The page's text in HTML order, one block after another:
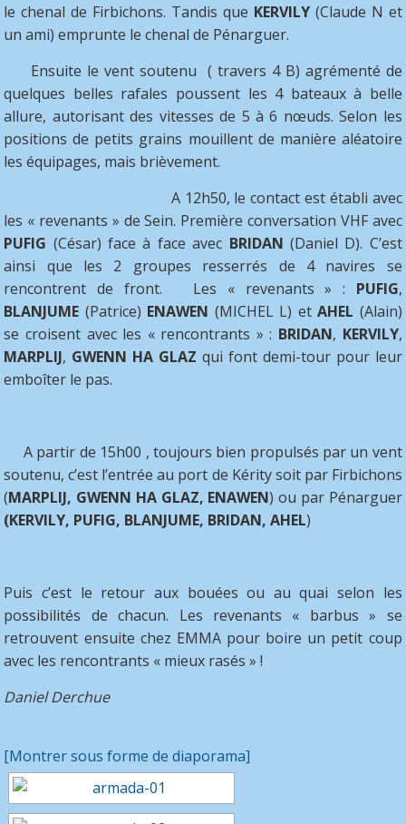
le chenal de Firbichons. Tandis que KERVILY (Claude N et
un ami) emprunte le chenal de Pénarguer.
Ensuite le vent soutenu ( travers 4 B) agrémenté de
quelques belles rafales poussent les 4 bateaux à belle
allure, autorisant des vitesses de 5 à 6 nœuds. Selon les
positions de petits grains mouillent de manière aléatoire
les équipages, mais brièvement.
A 12h50, le contact est établi avec
les « revenants » de Sein. Première conversation VHF avec
PUFIG (César) face à face avec BRIDAN (Daniel D). C’est
ainsi que les 2 groupes resserrés de 4 navires se
rencontrent de front. Les « revenants » : PUFIG,
BLANJUME (Patrice) ENAWEN (MICHEL L) etAHEL (Alain)
se croisent avec les « rencontrants » : BRIDAN, KERVILY,
MARPLIJ, GWENN HA GLAZ qui font demi-tour pour leur
emboîter le pas.
A partir de 15h00 , toujours bien propulsés par un vent
soutenu, c’est l’entrée au port de Kérity soit par Firbichons
(MARPLIJ, GWENN HA GLAZ, ENAWEN) ou par Pénarguer
(KERVILY, PUFIG, BLANJUME, BRIDAN, AHEL)
Puis c’est le retour aux bouées ou au quai selon les
possibilités de chacun. Les revenants « barbus » se
retrouvent ensuite chez EMMA pour boire un petit coup
avec les rencontrants « mieux rasés » !
Daniel Derchue
[Montrer sous forme de diaporama]